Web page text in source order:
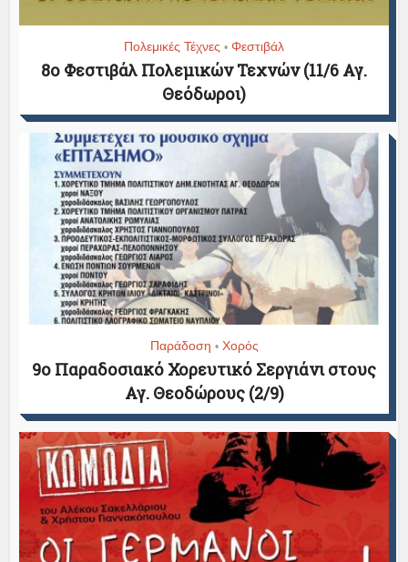
Πολεμικές Τέχνες • Φεστιβάλ
8ο Φεστιβάλ Πολεμικών Τεχνών (11/6 Αγ.
Θεόδωροι)
Παράδοση • Χορός
9ο Παραδοσιακό Χορευτικό Σεργιάνι στους
Αγ. Θεοδώρους (2/9)